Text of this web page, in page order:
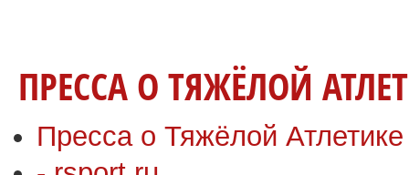
ПРЕССА О ТЯЖЁЛОЙ
Пресса о Тяжёлой Атлетике